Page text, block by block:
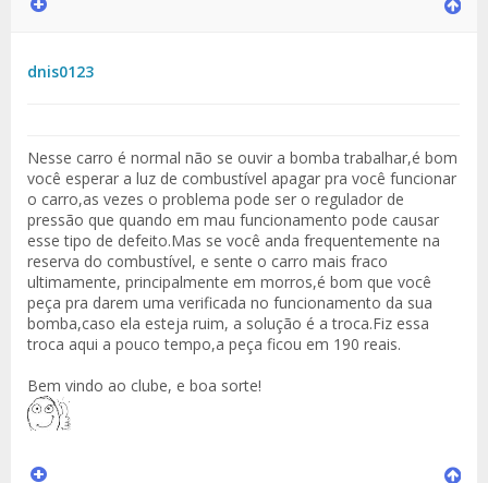
dnis0123
Nesse carro é normal não se ouvir a bomba trabalhar,é bom
você esperar a luz de combustível apagar pra você funcionar
o carro,as vezes o problema pode ser o regulador de
pressão que quando em mau funcionamento pode causar
esse tipo de defeito.Mas se você anda frequentemente na
reserva do combustível, e sente o carro mais fraco
ultimamente, principalmente em morros,é bom que você
peça pra darem uma verificada no funcionamento da sua
bomba,caso ela esteja ruim, a solução é a troca.Fiz essa
troca aqui a pouco tempo,a peça ficou em 190 reais.
Bem vindo ao clube, e boa sorte!